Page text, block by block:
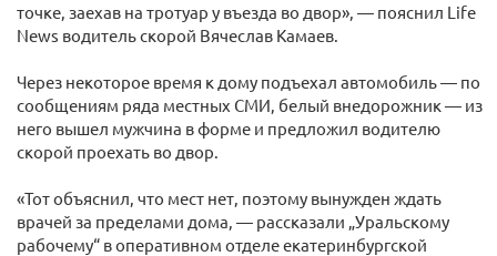
точке, заехав на тротуар у въезда во двор», — пояснил Life
News водитель скорой Вячеслав Камаев.
Через некоторое время к дому подъехал автомобиль — по
сообщениям ряда местных СМИ, белый внедорожник — из
него вышел мужчина в форме и предложил водителю
скорой проехать во двор.
«Тот объяснил, что мест нет, поэтому вынужден ждать
врачей за пределами дома, — рассказали „Уральскому
рабочему“ в оперативном отделе екатеринбургской